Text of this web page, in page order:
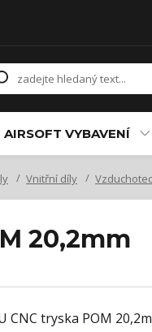
AIRSOFT VYBAVENÍ
Vnitřní díly
20,2mm